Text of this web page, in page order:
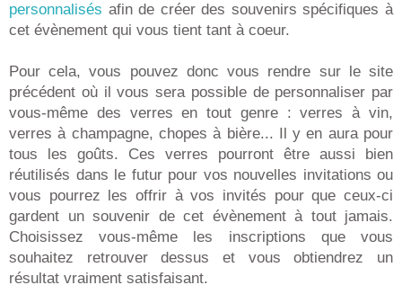
personnalisés afin de créer des souvenirs spécifiques à
cet évènement qui vous tient tant à coeur.
Pour cela, vous pouvez donc vous rendre sur le site
précédent où il vous sera possible de personnaliser par
vous-même des verres en tout genre : verres à vin,
verres à champagne, chopes à bière... Il y en aura pour
tous les goûts. Ces verres pourront être aussi bien
réutilisés dans le futur pour vos nouvelles invitations ou
vous pourrez les offrir à vos invités pour que ceux-ci
gardent un souvenir de cet évènement à tout jamais.
Choisissez vous-même les inscriptions que vous
souhaitez retrouver dessus et vous obtiendrez un
résultat vraiment satisfaisant.